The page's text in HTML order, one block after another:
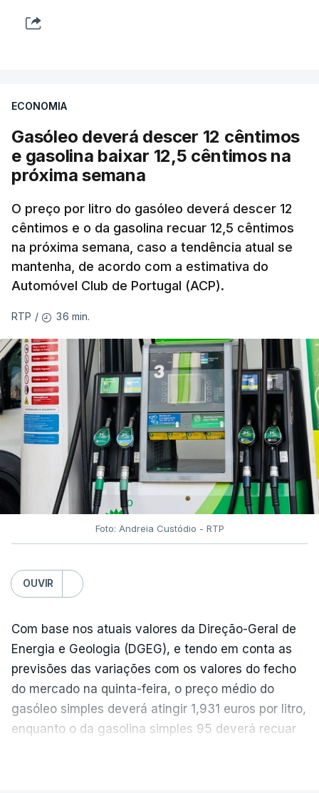
ECONOMIA
Gasóleo deverá descer 12 cêntimos
e gasolina baixar 12,5 cêntimos na
próxima semana
O preço por litro do gasóleo deverá descer 12
cêntimos e o da gasolina recuar 12,5 cêntimos
na próxima semana, caso a tendência atual se
mantenha, de acordo com a estimativa do
Automóvel Club de Portugal (ACP).
RTP / 36 min.
Foto: Andreia Custódio - RTP
OUVIR
Com base nos atuais valores da Direção-Geral de
Energia e Geologia (DGEG), e tendo em conta as
previsões das variações com os valores do fecho
do mercado na quinta-feira, o preço médio do
gasóleo simples deverá atingir 1,931 euros por litro,
enquanto o da gasolina simples 95 deverá recuar